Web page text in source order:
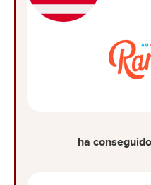
ha